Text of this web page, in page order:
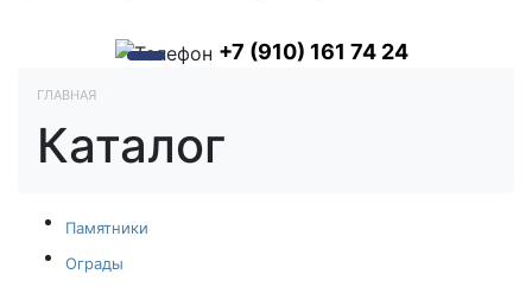
+7 (910) 161 74 24
ГЛАВНАЯ
Каталог
Памятники
Ограды